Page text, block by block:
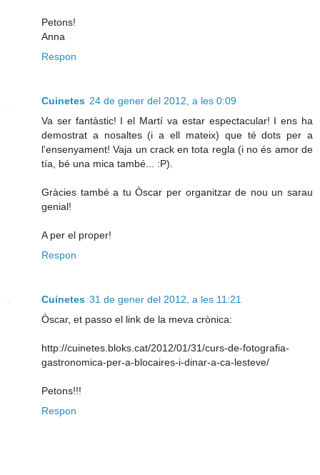
Petons!
Anna
Respon
Cuinetes 24 de gener del 2012, a les 0:09
Va ser fantàstic! I el Martí va estar espectacular! I ens ha
demostrat a nosaltes (i a ell mateix) que té dots per a
l'ensenyament! Vaja un crack en tota regla (i no és amor de
tía, bé una mica també... :P).
Gràcies també a tu Òscar per organitzar de nou un sarau
genial!
A per el proper!
Respon
Cuinetes 31 de gener del 2012, a les 11:21
Òscar, et passo el link de la meva crònica:
http://cuinetes.bloks.cat/2012/01/31/curs-de-fotografia-
gastronomica-per-a-blocaires-i-dinar-a-ca-lesteve/
Petons!!!
Respon